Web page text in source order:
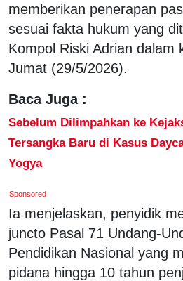
memberikan penerapan
sesuai fakta hukum yang
Kompol Riski Adrian dalam
Jumat (29/5/2026).
Baca Juga :
Sebelum Dilimpahkan ke
Tersangka Baru di Kasus
Yogya
Sponsored
Ia menjelaskan, penyidik
juncto Pasal 71 Undang-
Pendidikan Nasional yang
pidana hingga 10 tahun